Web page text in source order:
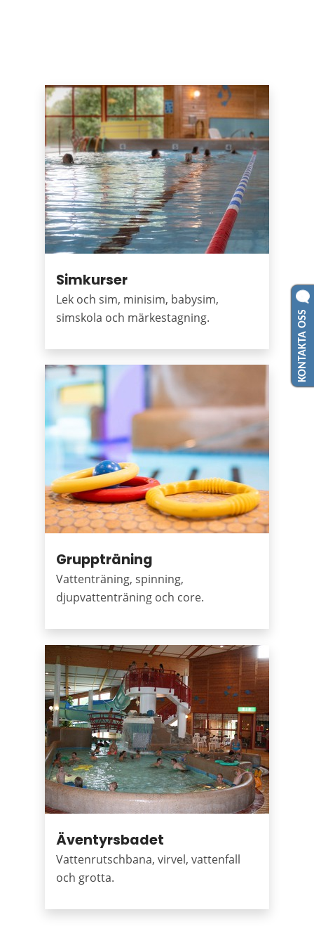
Puffar
Simkurser
Lek och sim, minisim, babysim,
simskola och märkestagning.
Gruppträning
Vattenträning, spinning,
djupvattenträning och core.
Äventyrsbadet
Vattenrutschbana, virvel, vattenfall
och grotta.
KONTAKTA OSS